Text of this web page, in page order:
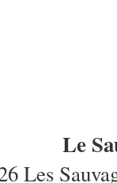
Le
Les